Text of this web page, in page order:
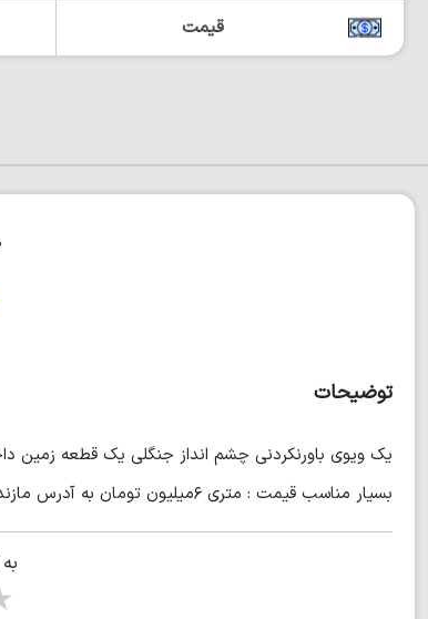
قیمت
توضیحات
بسیار مناسب قیمت : متری ۶میلیون تومان به آدرس مازندران نور کمربندی غربی